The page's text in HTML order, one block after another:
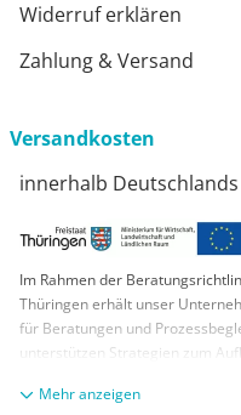
Widerruf erklären
Zahlung & Versand
Versandkosten
innerhalb
Im Rahmen der
Thüringen erhält unser
für Beratungen und
unterstützen Strategien zum
KMUs. Die daraus
anzeigen